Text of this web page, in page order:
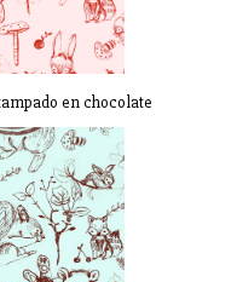
en chocolate